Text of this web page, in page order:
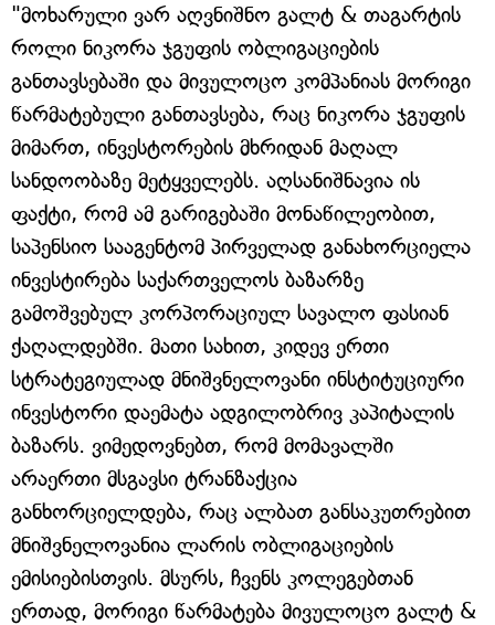
"მოხარული ვარ აღვნიშნო გალტ & თაგარტის
როლი ნიკორა ჯგუფის ობლიგაციების
განთავსებაში და მივულოცო კომპანიას მორიგი
წარმატებული განთავსება, რაც ნიკორა ჯგუფის
მიმართ, ინვესტორების მხრიდან მაღალ
სანდოობაზე მეტყველებს. აღსანიშნავია ის
ფაქტი, რომ ამ გარიგებაში მონაწილეობით,
საპენსიო სააგენტომ პირველად განახორციელა
ინვესტირება საქართველოს ბაზარზე
გამოშვებულ კორპორაციულ სავალო ფასიან
ქაღალდებში. მათი სახით, კიდევ ერთი
სტრატეგიულად მნიშვნელოვანი ინსტიტუციური
ინვესტორი დაემატა ადგილობრივ კაპიტალის
ბაზარს. ვიმედოვნებთ, რომ მომავალში
არაერთი მსგავსი ტრანზაქცია
განხორციელდება, რაც ალბათ განსაკუთრებით
მნიშვნელოვანია ლარის ობლიგაციების
ემისიებისთვის. მსურს, ჩვენს კოლეგებთან
ერთად, მორიგი წარმატება მივულოცო გალტ &